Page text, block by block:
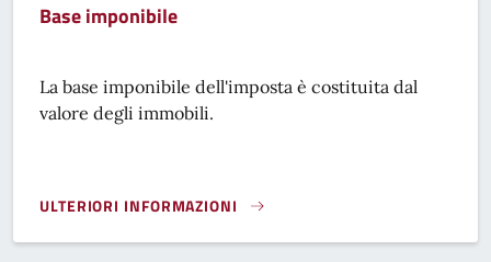
Base imponibile
La base imponibile dell'imposta è costituita dal
valore degli immobili.
ULTERIORI INFORMAZIONI
BASE IMPONIBILE}